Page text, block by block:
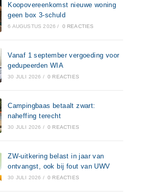
Koopovereenkomst nieuwe woning
geen box 3-schuld
6 AUGUSTUS 2026 / 0 REACTIES
Vanaf 1 september vergoeding voor
gedupeerden WIA
30 JULI 2026 / 0 REACTIES
Campingbaas betaalt zwart:
naheffing terecht
30 JULI 2026 / 0 REACTIES
ZW-uitkering belast in jaar van
ontvangst, ook bij fout van UWV
30 JULI 2026 / 0 REACTIES